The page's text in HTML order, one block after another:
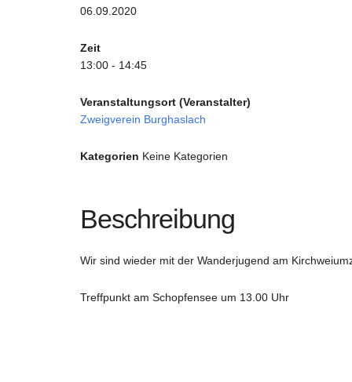
06.09.2020
Zeit
13:00 - 14:45
Veranstaltungsort (Veranstalter)
Zweigverein Burghaslach
Kategorien Keine Kategorien
Beschreibung
Wir sind wieder mit der Wanderjugend am
Treffpunkt am Schopfensee um 13.00 Uhr